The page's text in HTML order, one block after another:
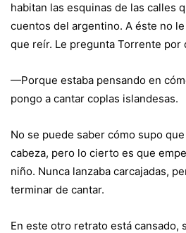
habitan las esquinas de las calles
cuentos del argentino. A éste no
que reír. Le pregunta Torrente por
—Porque estaba pensando en
pongo a cantar coplas islandesas.
No se puede saber cómo supo
cabeza, pero lo cierto es que
niño. Nunca lanzaba carcajadas,
terminar de cantar.
En este otro retrato está cansado,